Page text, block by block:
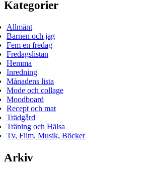
Kategorier
Allmänt
Barnen och jag
Fem en fredag
Fredagslistan
Hemma
Inredning
Månadens lista
Mode och collage
Moodboard
Recept och mat
Trädgård
Träning och Hälsa
Tv, Film, Musik, Böcker
Arkiv